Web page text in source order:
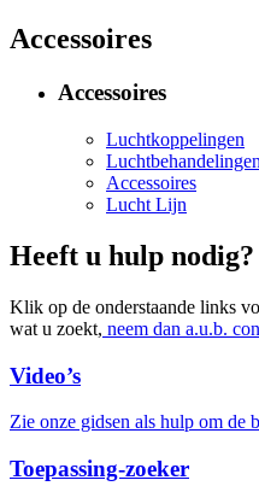
Accessoires
Accessoires
Luchtkoppelingen
Luchtbehandelingen
Accessoires
Lucht Lijn
Heeft u hulp nodig?
Klik op de onderstaande links
wat u zoekt, neem dan a.u.b.
Video’s
Zie onze gidsen als hulp om de
Toepassing-zoeker